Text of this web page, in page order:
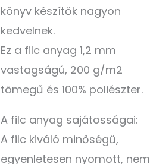
könyv készítők nagyon
kedvelnek.
Ez a filc anyag 1,2 mm
vastagságú, 200 g/m2
tömegű és 100% poliészter.
A filc anyag sajátosságai:
A filc kiváló minőségű,
egyenletesen nyomott, nem